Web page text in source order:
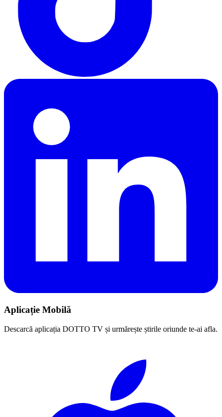
Aplicație Mobilă
Descarcă aplicația DOTTO TV și urmărește știrile oriunde te-ai afla.